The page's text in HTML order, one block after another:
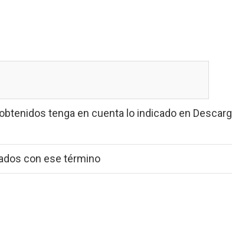
tenga en cuenta lo indicado en
con ese término